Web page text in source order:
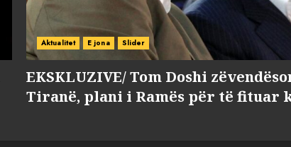
Aktualitet E jona Slider
EKSKLUZIVE/ Tom Doshi
Tiranë, plani i Ramës për të fituar